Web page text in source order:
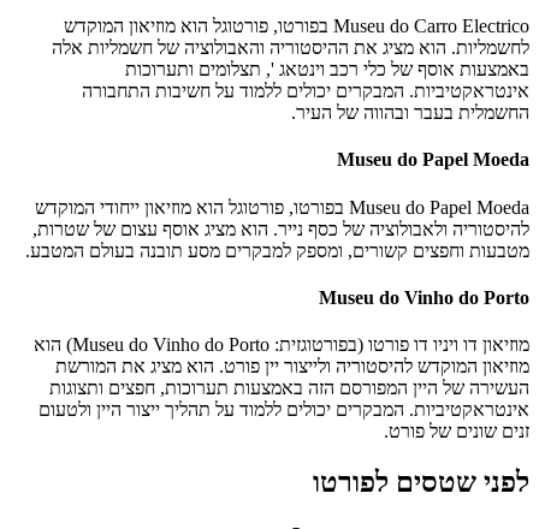
Museu do Carro Electrico בפורטו, פורטוגל הוא מוזיאון המוקדש
לחשמליות. הוא מציג את ההיסטוריה והאבולוציה של חשמליות אלה
באמצעות אוסף של כלי רכב וינטאג ', תצלומים ותערוכות
אינטראקטיביות. המבקרים יכולים ללמוד על חשיבות התחבורה
החשמלית בעבר ובהווה של העיר.
Museu do Papel Moeda
Museu do Papel Moeda בפורטו, פורטוגל הוא מוזיאון ייחודי המוקדש
להיסטוריה ולאבולוציה של כסף נייר. הוא מציג אוסף עצום של שטרות,
מטבעות וחפצים קשורים, ומספק למבקרים מסע תובנה בעולם המטבע.
Museu do Vinho do Porto
מוזיאון דו ויניו דו פורטו (בפורטוגזית: Museu do Vinho do Porto) הוא
מוזיאון המוקדש להיסטוריה ולייצור יין פורט. הוא מציג את המורשת
העשירה של היין המפורסם הזה באמצעות תערוכות, חפצים ותצוגות
אינטראקטיביות. המבקרים יכולים ללמוד על תהליך ייצור היין ולטעום
זנים שונים של פורט.
לפני שטסים לפורטו